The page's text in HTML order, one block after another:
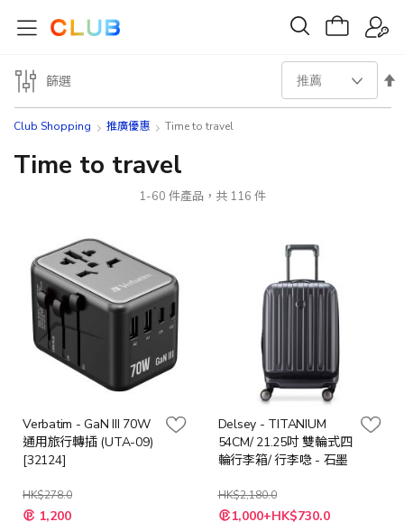
Club Shopping 推廣優惠 Time to travel
Time to travel
1-60 件產品，共 116 件
設
Verbatim - GaN III 70W
通用旅行轉插 (UTA-09)
[32124]
HK$278.0
特
殊 1,200
Delsey - TITANIUM
54CM/ 21.25吋 雙輪式四
輪行李箱/ 行李喼 - 石墨
HK$2,180.0
特
殊 1,000+HK$730.0
篩選